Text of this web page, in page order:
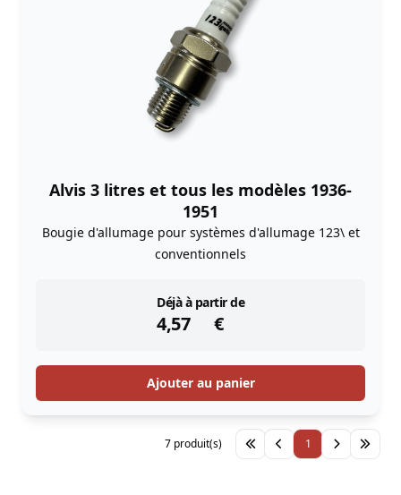
Alvis 3 litres et tous les modèles 1936-
1951
Bougie d'allumage pour systèmes d'allumage 123\ et
conventionnels
Déjà à partir de
4,57 €
instock
Ajouter au panier
1
7 produit(s)